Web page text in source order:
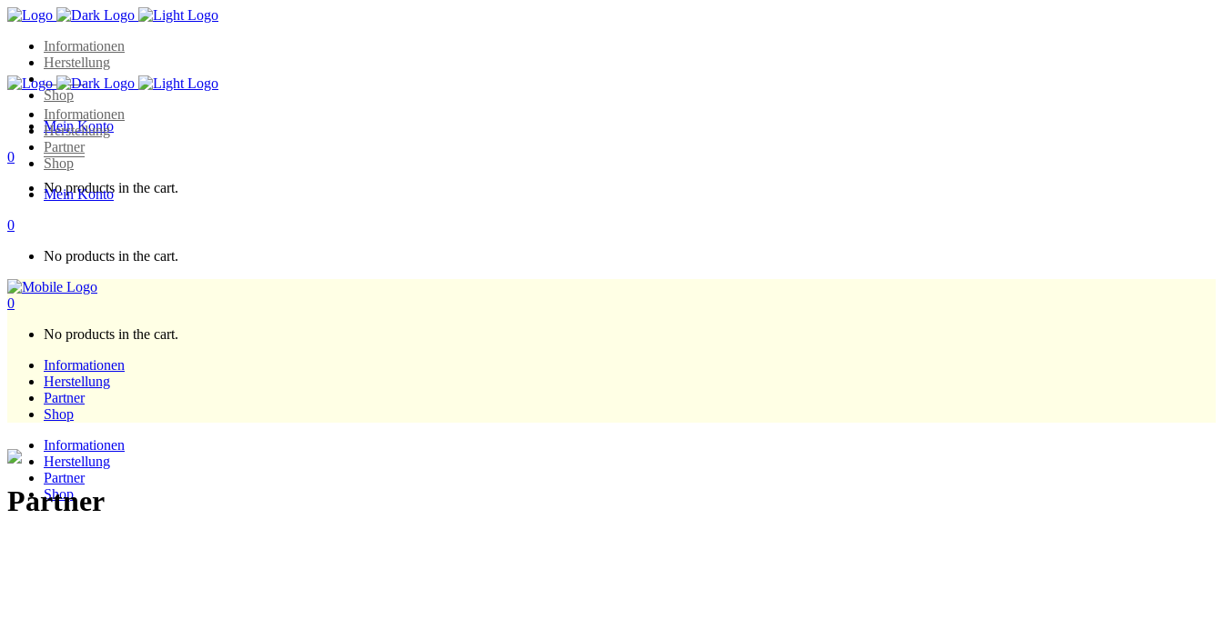
Informationen
Herstellung
Partner
Shop
Mein Konto
0
No products in the cart.
Informationen
Herstellung
Partner
Shop
Mein Konto
0
No products in the cart.
0
No products in the cart.
Informationen
Herstellung
Partner
Shop
Informationen
Herstellung
Partner
Shop
Partner